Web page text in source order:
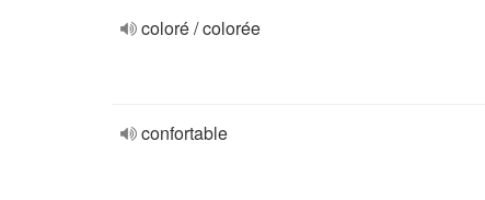
coloré / colorée
confortable